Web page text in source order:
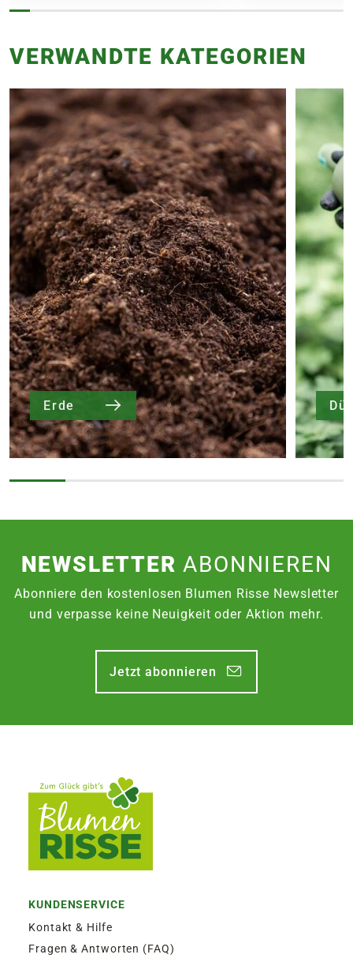
VERWANDTE KATEGORIEN
Erde
NEWSLETTERABONNIEREN
Abonniere den kostenlosen Blumen Risse Newsletter
und verpasse keine Neuigkeit oder Aktion mehr.
Jetzt abonnieren
KUNDENSERVICE
Kontakt & Hilfe
Fragen & Antworten (FAQ)